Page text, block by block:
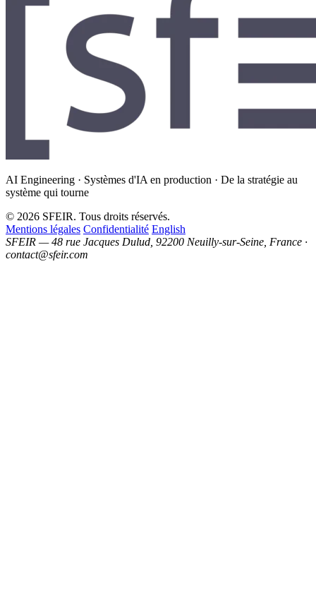
AI Engineering · Systèmes d'IA en production · De la stratégie au
système qui tourne
© 2026 SFEIR. Tous droits réservés.
Mentions légales Confidentialité English
SFEIR — 48 rue Jacques Dulud, 92200 Neuilly-sur-Seine, France ·
contact@sfeir.com